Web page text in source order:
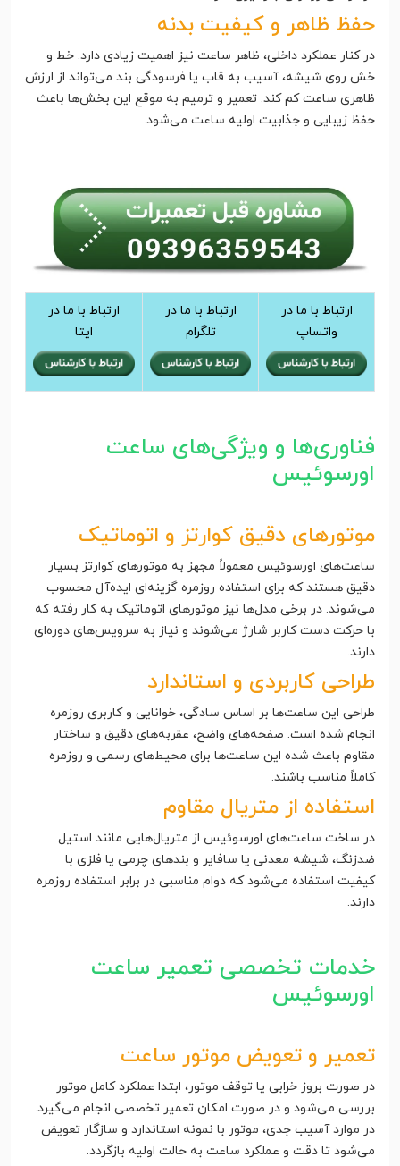
حفظ ظاهر و کیفیت بدنه
در کنار عملکرد داخلی، ظاهر ساعت نیز اهمیت زیادی دارد. خط و
خش روی شیشه، آسیب به قاب یا فرسودگی بند می‌تواند از ارزش
ظاهری ساعت کم کند. تعمیر و ترمیم به موقع این بخش‌ها باعث
حفظ زیبایی و جذابیت اولیه ساعت می‌شود.
ارتباط با ما در
واتساپ
ارتباط با ما در
تلگرام
ارتباط با ما در
ایتا
فناوری‌ها و ویژگی‌های ساعت
اورسوئیس
موتورهای دقیق کوارتز و اتوماتیک
ساعت‌های اورسوئیس معمولاً مجهز به موتورهای کوارتز بسیار
دقیق هستند که برای استفاده روزمره گزینه‌ای ایده‌آل محسوب
می‌شوند. در برخی مدل‌ها نیز موتورهای اتوماتیک به کار رفته که
با حرکت دست کاربر شارژ می‌شوند و نیاز به سرویس‌های دوره‌ای
دارند.
طراحی کاربردی و استاندارد
طراحی این ساعت‌ها بر اساس سادگی، خوانایی و کاربری روزمره
انجام شده است. صفحه‌های واضح، عقربه‌های دقیق و ساختار
مقاوم باعث شده این ساعت‌ها برای محیط‌های رسمی و روزمره
کاملاً مناسب باشند.
استفاده از متریال مقاوم
در ساخت ساعت‌های اورسوئیس از متریال‌هایی مانند استیل
ضدزنگ، شیشه معدنی یا سافایر و بندهای چرمی یا فلزی با
کیفیت استفاده می‌شود که دوام مناسبی در برابر استفاده روزمره
دارند.
خدمات تخصصی تعمیر ساعت
اورسوئیس
تعمیر و تعویض موتور ساعت
در صورت بروز خرابی یا توقف موتور، ابتدا عملکرد کامل موتور
بررسی می‌شود و در صورت امکان تعمیر تخصصی انجام می‌گیرد.
در موارد آسیب جدی، موتور با نمونه استاندارد و سازگار تعویض
می‌شود تا دقت و عملکرد ساعت به حالت اولیه بازگردد.